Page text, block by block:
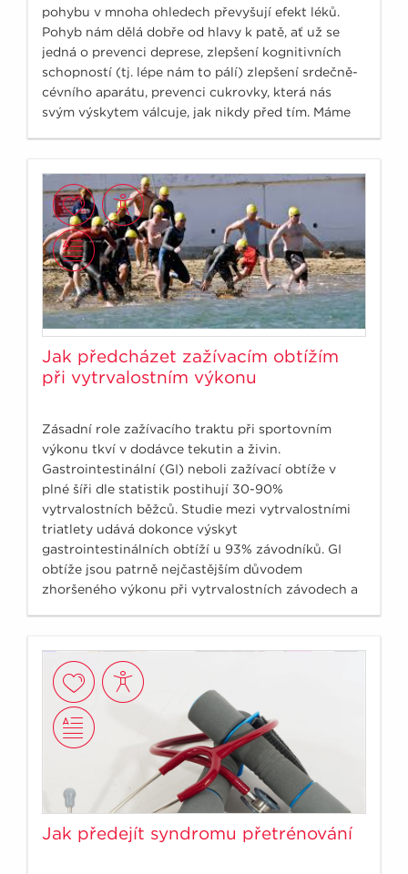
pohybu v mnoha ohledech převyšují efekt léků.
Pohyb nám dělá dobře od hlavy k patě, ať už se
jedná o prevenci deprese, zlepšení kognitivních
schopností (tj. lépe nám to pálí) zlepšení srdečně-
cévního aparátu, prevenci cukrovky, která nás
svým výskytem válcuje, jak nikdy před tím. Máme
Osoby, které pravidelně sportují, se v průměru
dožívají o 7 let více než jejich vrstevníci se
sedavým způsobem života.
Jak předcházet zažívacím obtížím
při vytrvalostním výkonu
Zásadní role zažívacího traktu při sportovním
výkonu tkví v dodávce tekutin a živin.
Gastrointestinální (GI) neboli zažívací obtíže v
plné šíři dle statistik postihují 30-90%
vytrvalostních běžců. Studie mezi vytrvalostními
triatlety udává dokonce výskyt
gastrointestinálních obtíží u 93% závodníků. GI
obtíže jsou patrně nejčastějším důvodem
zhoršeného výkonu při vytrvalostních závodech a
Jak předejít syndromu přetrénování